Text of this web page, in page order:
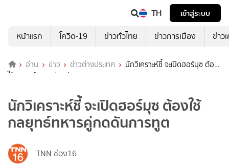
TH
เข้าสู่ระบบ
หน้าแรก
โควิด-19 ข่าวทั่วไทย ข่าวการเมือง ข่าว
อ่าน ข่าว ข่าวต่างประเทศ
นักวิเคราะห์ชี้ จะเปิดฮอร์มุซ ต้อง
ใช้กลยุทธ์ทหารคู่กดดันการทูต
นักวิเคราะห์ชี้ จะเปิดฮอร์มุซ ต้องใช้
กลยุทธ์ทหารคู่กดดันการทูต
TNN ช่อง16